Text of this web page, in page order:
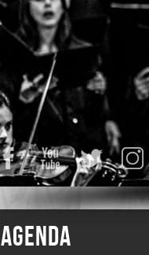
FacebookYouTube Twitter
Agenda